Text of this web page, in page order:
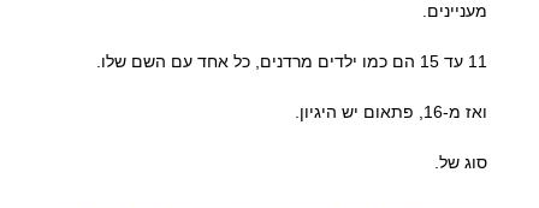
מעניינים.
11 עד 15 הם כמו ילדים מרדנים, כל אחד עם השם שלו.
ואז מ-16, פתאום יש היגיון.
סוג של.